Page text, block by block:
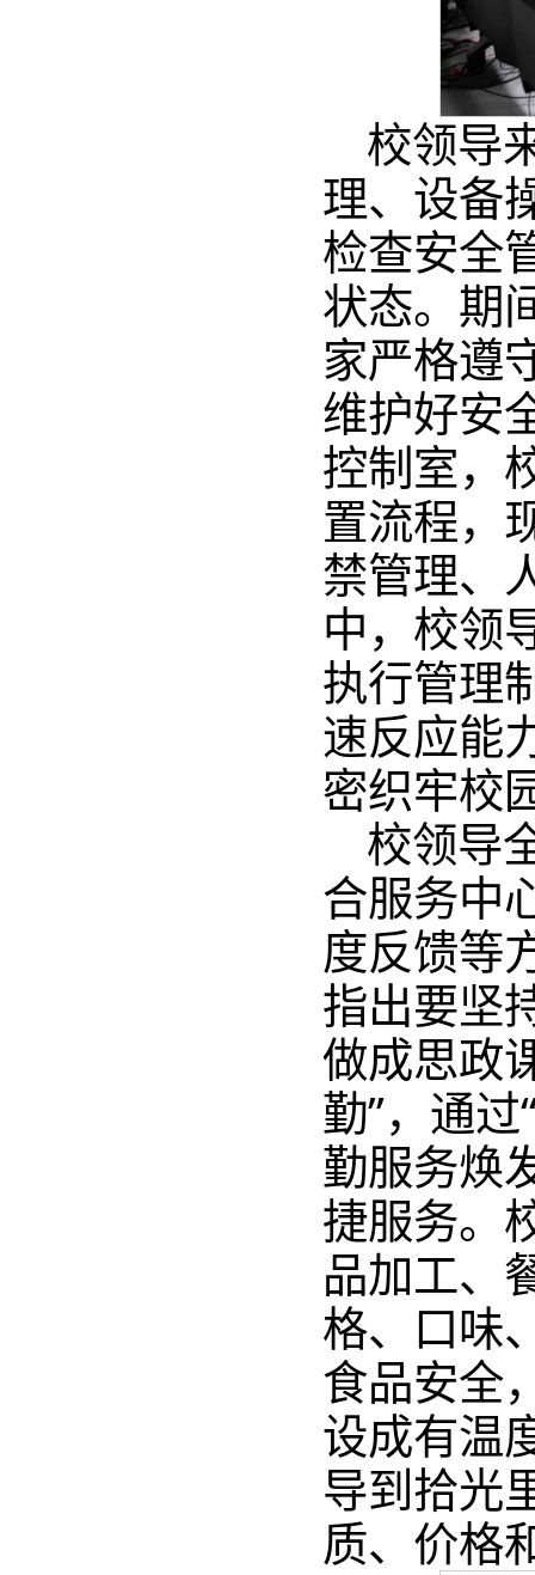
校领导
理、设备
检查安全
状态。期
家严格遵
维护好安
控制室，
置流程，
禁管理、
中，校领
执行管理
速反应能
密织牢校
校领导
合服务中
度反馈等
指出要坚
做成思政
勤”，通
勤服务焕
捷服务。
品加工、
格、口味
食品安全
设成有温
导到拾光
质、价格